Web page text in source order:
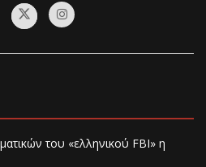
του «ελληνικού FBI» η